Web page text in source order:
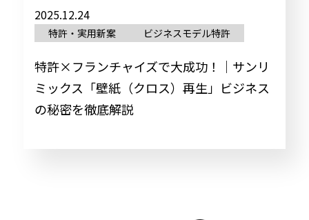
2025.12.24
特許・実用新案 ビジネスモデル特許
特許×フランチャイズで大成功！｜サンリ
ミックス「壁紙（クロス）再生」ビジネス
の秘密を徹底解説